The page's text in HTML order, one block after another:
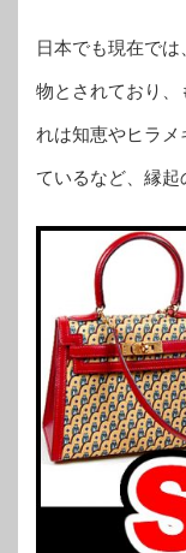
日本でも現在で
物とされており
れは知恵やヒラ
ているなど、縁起